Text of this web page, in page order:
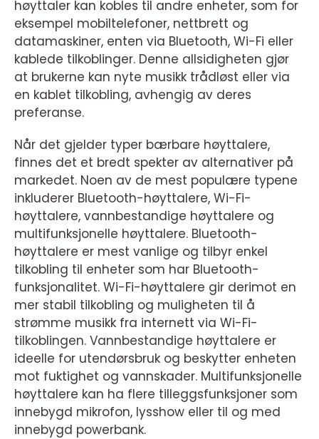
høyttaler kan kobles til andre enheter, som for
eksempel mobiltelefoner, nettbrett og
datamaskiner, enten via Bluetooth, Wi-Fi eller
kablede tilkoblinger. Denne allsidigheten gjør
at brukerne kan nyte musikk trådløst eller via
en kablet tilkobling, avhengig av deres
preferanse.
Når det gjelder typer bærbare høyttalere,
finnes det et bredt spekter av alternativer på
markedet. Noen av de mest populære typene
inkluderer Bluetooth-høyttalere, Wi-Fi-
høyttalere, vannbestandige høyttalere og
multifunksjonelle høyttalere. Bluetooth-
høyttalere er mest vanlige og tilbyr enkel
tilkobling til enheter som har Bluetooth-
funksjonalitet. Wi-Fi-høyttalere gir derimot en
mer stabil tilkobling og muligheten til å
strømme musikk fra internett via Wi-Fi-
tilkoblingen. Vannbestandige høyttalere er
ideelle for utendørsbruk og beskytter enheten
mot fuktighet og vannskader. Multifunksjonelle
høyttalere kan ha flere tilleggsfunksjoner som
innebygd mikrofon, lysshow eller til og med
innebygd powerbank.